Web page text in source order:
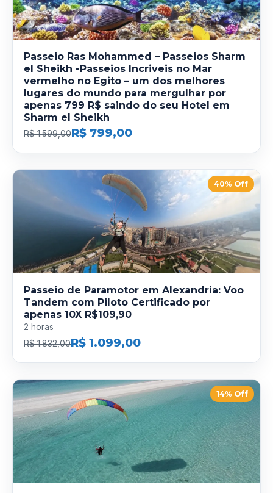
Passeio Ras Mohammed – Passeios Sharm
el Sheikh -Passeios Incriveis no Mar
vermelho no Egito – um dos melhores
lugares do mundo para mergulhar por
apenas 799 R$ saindo do seu Hotel em
Sharm el Sheikh
R$ 1.599,00R$ 799,00
40% Off
Passeio de Paramotor em Alexandria: Voo
Tandem com Piloto Certificado por
apenas 10X R$109,90
2 horas
R$ 1.832,00R$ 1.099,00
14% Off